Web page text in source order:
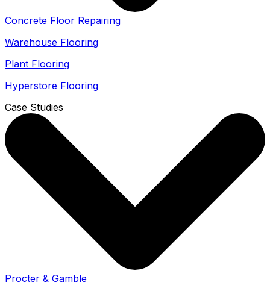
Concrete Floor Repairing
Warehouse Flooring
Plant Flooring
Hyperstore Flooring
Case Studies
Procter & Gamble